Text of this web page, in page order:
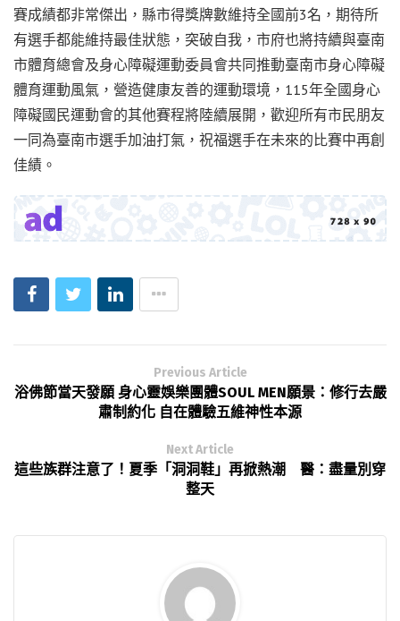
賽成績都非常傑出，縣市得獎牌數維持全國前3名，期待所
有選手都能維持最佳狀態，突破自我，市府也將持續與臺南
市體育總會及身心障礙運動委員會共同推動臺南市身心障礙
體育運動風氣，營造健康友善的運動環境，115年全國身心
障礙國民運動會的其他賽程將陸續展開，歡迎所有市民朋友
一同為臺南市選手加油打氣，祝福選手在未來的比賽中再創
佳績。
Previous Article
浴佛節當天發願 身心靈娛樂團體SOUL MEN願景：修行去嚴
肅制約化 自在體驗五維神性本源
Next Article
這些族群注意了！夏季「洞洞鞋」再掀熱潮 醫：盡量別穿
整天